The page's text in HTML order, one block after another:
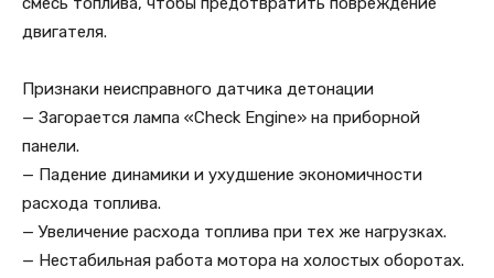
двигателя.
Признаки неисправного датчика детонации
— Загорается лампа «Check Engine» на приборной
панели.
— Падение динамики и ухудшение экономичности
расхода топлива.
— Увеличение расхода топлива при тех же нагрузках.
— Нестабильная работа мотора на холостых оборотах.